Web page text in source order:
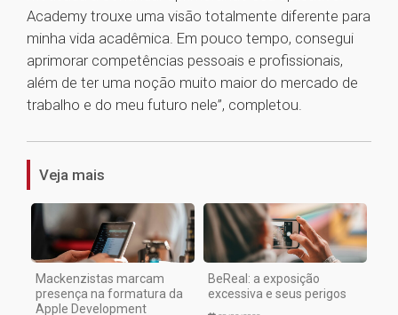
Academy trouxe uma visão totalmente diferente para
minha vida acadêmica. Em pouco tempo, consegui
aprimorar competências pessoais e profissionais,
além de ter uma noção muito maior do mercado de
trabalho e do meu futuro nele”, completou.
1
Veja mais
Mackenzistas marcam
presença na formatura da
Apple Development
BeReal: a exposição
excessiva e seus perigos